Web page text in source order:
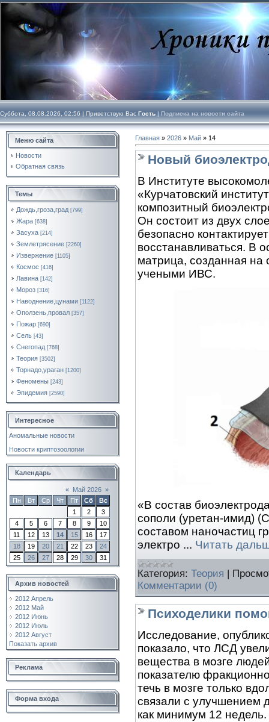
Суббота, 08.08.2026, 02:56 | Приветствую Вас Гость | Подписка на новости сайта
Меню сайта
Новости
Обратная связь
Темы
Дождь,гроза,град [799]
Жара [638]
Засуха [214]
Землетрясение [2260]
Извержение [1105]
Космос [416]
Лавина [142]
Мороз [316]
Наводнение,цунами [1122]
Оползень,провал [357]
Пожар [690]
Сель [43]
Снегопад [768]
Теория [3502]
Торнадо,ураган [1200]
Феномены [243]
Эпидемия [2590]
Интересное
Аномальные новости
Новости криптозоологии
Календарь
« Май 2026 »
Пн
Вт Ср Чт Пт Сб
Вс
1
2
3
4
5 6 7 8 9
10
11
12 13 14 15 16
17
18
19 20 21 22 23
24
25
26 27 28 29 30 31
Архив новостей
2012 Апрель
2012 Май
2012 Июнь
2012 Июль
2012 Август
Показать архив
Реклама
Форма входа
Главная » 2026 » Май » 14
Новый
В Институте
«Курчатовский
композитный
Он состоит из двух
безопасно
восстанавливаться. В
матрица, созданная на
учеными ИВС.
«В состав
сополи (уретан-имид)
составом наночастиц
электро ... Читать
Категория: Теория
Комментарии (0)
Психоделики
Исследование,
показало, что ЛСД
вещества в мозге
показателю
течь в мозге только
связали с улучшением
как минимум 12 недель.